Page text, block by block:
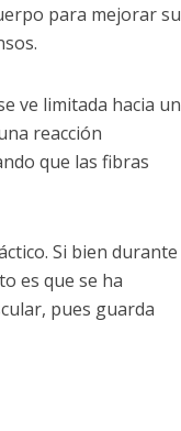
para mejorar su
ve limitada hacia un
reacción
que las fibras
Si bien durante
es que se ha
pues guarda